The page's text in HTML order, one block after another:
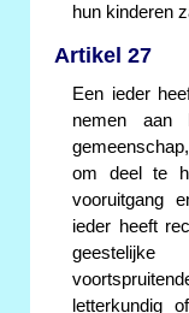
hun kinderen
Artikel 27
Een ieder
nemen aan
om deel te
vooruitgang
ieder heeft
letterkundig